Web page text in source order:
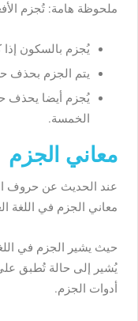
ملحوظة هامة: تُجزم
يُجزم بالسكون
يتم الجزم بحذف
يُجزم أيضا يحذف
الخمسة.
معاني الجزم
عند الحديث عن حروف
معاني الجزم في اللغة
حيث يشير الجزم في
يُشير إلى حالة تُطبق
أدوات الجزم.